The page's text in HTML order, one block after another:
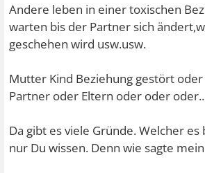
Andere leben in einer toxischen
warten bis der Partner sich
geschehen wird usw.usw.
Mutter Kind Beziehung gestört oder
Partner oder Eltern oder oder
Da gibt es viele Gründe. Welcher
nur Du wissen. Denn wie sagte